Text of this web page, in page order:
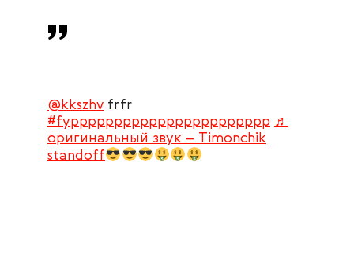
@kkszhv frfr
#fyppppppppppppppppppppppp ♬
оригинальный звук – Timonchik
standoff